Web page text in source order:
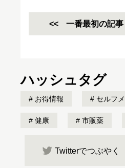
一番最初の記事
ハッシュタグ
お得情報 セルフ
健康 市販薬
Twitterでつぶやく